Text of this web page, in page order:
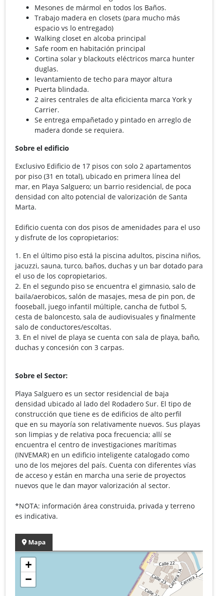
Mesones de mármol en todos los Baños.
Trabajo madera en closets (para mucho más
espacio vs lo entregado)
Walking closet en alcoba principal
Safe room en habitación principal
Cortina solar y blackouts eléctricos marca hunter
duglas.
levantamiento de techo para mayor altura
Puerta blindada.
2 aires centrales de alta eficicienta marca York y
Carrier.
Se entrega empañetado y pintado en arreglo de
madera donde se requiera.
Sobre el edificio
Exclusivo Edificio de 17 pisos con solo 2 apartamentos
por piso (31 en total), ubicado en primera línea del
mar, en Playa Salguero; un barrio residencial, de poca
densidad con alto potencial de valorización de Santa
Marta.
Edificio cuenta con dos pisos de amenidades para el uso
y disfrute de los copropietarios:
1.⁠ En el último piso está la piscina adultos, piscina niños,
jacuzzi, sauna, turco, baños, duchas y un bar dotado para
el uso de los copropietarios.
2.⁠ ⁠⁠En el segundo piso se encuentra el gimnasio, salo de
baila/aerobicos, salón de masajes, mesa de pin pon, de
fooseball, juego infantil múltiple, cancha de futbol 5,
cesta de baloncesto, sala de audiovisuales y finalmente
salo de conductores/escoltas.
3.⁠ ⁠⁠En el nivel de playa se cuenta con sala de playa, baño,
duchas y concesión con 3 carpas.
Sobre el Sector:
Playa Salguero es un sector residencial de baja
densidad ubicado al lado del Rodadero Sur. El tipo de
construcción que tiene es de edificios de alto perfil
que en su mayoría son relativamente nuevos. Sus playas
son limpias y de relativa poca frecuencia; allí se
encuentra el centro de investigaciones marítimas
(INVEMAR) en un edificio inteligente catalogado como
uno de los mejores del país. Cuenta con diferentes vías
de acceso y están en marcha una serie de proyectos
nuevos que le dan mayor valorización al sector.
*NOTA: información área construida, privada y terreno
es indicativa.
Mapa
+
−